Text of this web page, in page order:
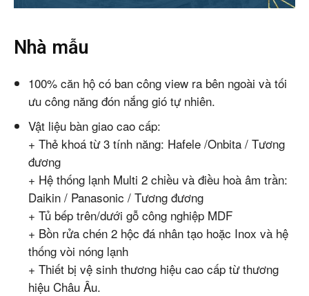
Nhà mẫu
100% căn hộ có ban công view ra bên ngoài và tối
ưu công năng đón nắng gió tự nhiên.
Vật liệu bàn giao cao cấp:
+ Thẻ khoá từ 3 tính năng: Hafele /Onbita / Tương
đương
+ Hệ thống lạnh Multi 2 chiều và điều hoà âm trần:
Daikin / Panasonic / Tương đương
+ Tủ bếp trên/dưới gỗ công nghiệp MDF
+ Bồn rửa chén 2 hộc đá nhân tạo hoặc Inox và hệ
thống vòi nóng lạnh
+ Thiết bị vệ sinh thương hiệu cao cấp từ thương
hiệu Châu Âu.